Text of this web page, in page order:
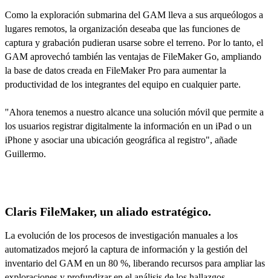
Como la exploración submarina del GAM lleva a sus arqueólogos a
lugares remotos, la organización deseaba que las funciones de
captura y grabación pudieran usarse sobre el terreno. Por lo tanto, el
GAM aprovechó también las ventajas de FileMaker Go, ampliando
la base de datos creada en FileMaker Pro para aumentar la
productividad de los integrantes del equipo en cualquier parte.
"Ahora tenemos a nuestro alcance una solución móvil que permite a
los usuarios registrar digitalmente la información en un iPad o un
iPhone y asociar una ubicación geográfica al registro", añade
Guillermo.
Claris FileMaker, un aliado estratégico.
La evolución de los procesos de investigación manuales a los
automatizados mejoró la captura de información y la gestión del
inventario del GAM en un 80 %, liberando recursos para ampliar las